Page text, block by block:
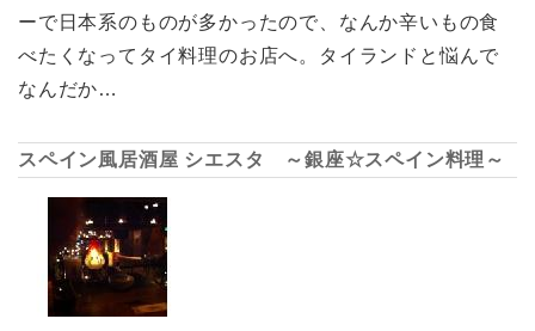
ーで日本系のものが多かったので、なんか辛いもの食
べたくなってタイ料理のお店へ。タイランドと悩んで
なんだか…
スペイン風居酒屋 シエスタ ～銀座☆スペイン料理～